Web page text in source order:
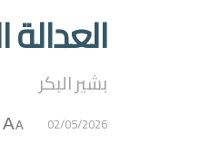
بشير البكر
02/05/2026
A
A